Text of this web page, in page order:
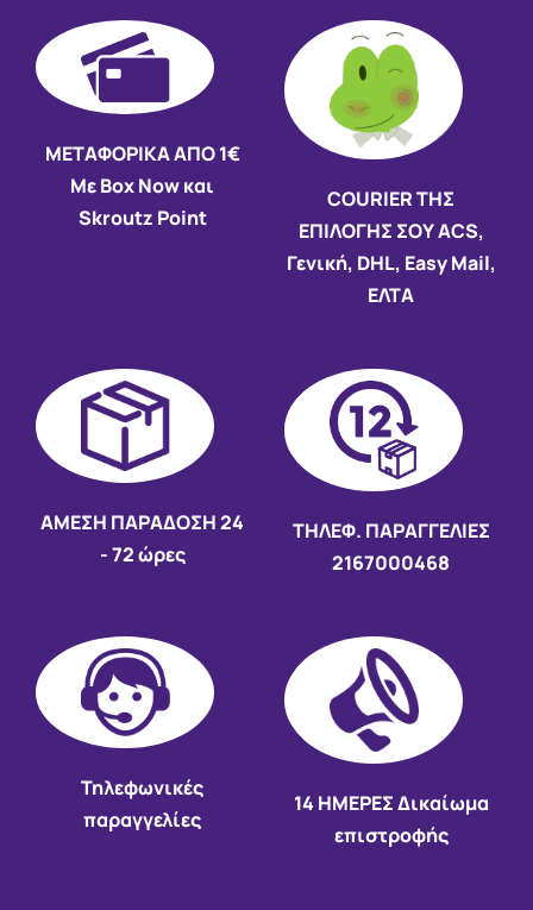
ΜΕΤΑΦΟΡΙΚΑ ΑΠΟ 1€
Με Box Now και
Skroutz Point
COURIER ΤΗΣ
ΕΠΙΛΟΓΗΣ ΣΟΥ ACS,
Γενική, DHL, Easy Mail,
ΕΛΤΑ
AMEΣΗ ΠΑΡΑΔΟΣΗ24
- 72 ώρες
ΤΗΛΕΦ. ΠΑΡΑΓΓΕΛΙΕΣ
2167000468
Τηλεφωνικές
παραγγελίες
14 HMEΡΕΣ Δικαίωμα
επιστροφής